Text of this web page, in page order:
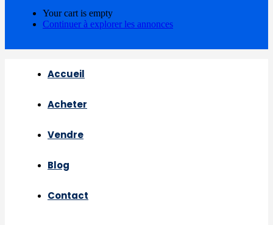
Your cart is empty
Continuer à explorer les annonces
Accueil
Acheter
Vendre
Blog
Contact